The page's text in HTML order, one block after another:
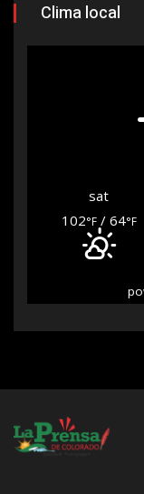
Clima local
sat
102°F/ 64°F